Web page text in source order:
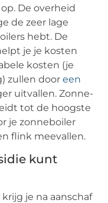
De overheid
de zeer lage
hebt. De
je je kosten
kosten (je
zullen dooreen
uitvallen. Zonne-
tot de hoogste
je zonneboiler
flink meevallen.
kunt
je na aanschaf